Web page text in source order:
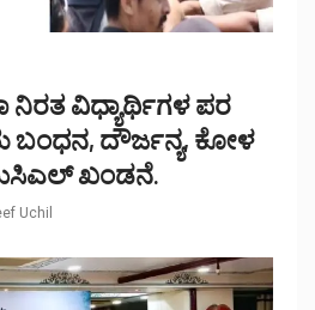
ನಿರತ ವಿಧ್ಯಾರ್ಥಿಗಳ ಪರ
ಬಂಧನ, ದೌರ್ಜನ್ಯ, ಕೋಳ
ಖಂಡನೆ.
Uchil